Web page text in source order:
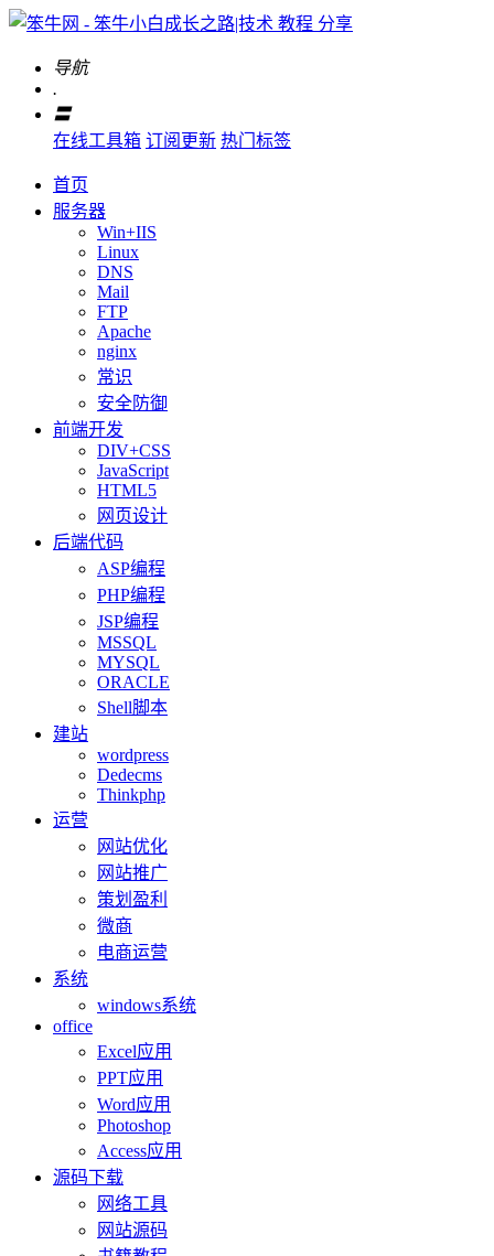
导航
.
〓
在线工具箱 订阅更新 热门标签
首页
服务器
Win+IIS
Linux
DNS
Mail
FTP
Apache
nginx
常识
安全防御
前端开发
DIV+CSS
JavaScript
HTML5
网页设计
后端代码
ASP编程
PHP编程
JSP编程
MSSQL
MYSQL
ORACLE
Shell脚本
建站
wordpress
Dedecms
Thinkphp
运营
网站优化
网站推广
策划盈利
微商
电商运营
系统
windows系统
office
Excel应用
PPT应用
Word应用
Photoshop
Access应用
源码下载
网络工具
网站源码